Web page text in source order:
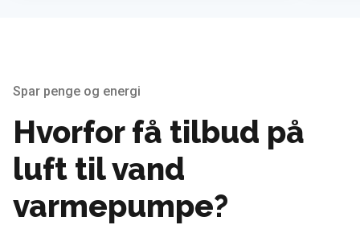
Spar penge og energi
Hvorfor få tilbud på
luft til vand
varmepumpe?